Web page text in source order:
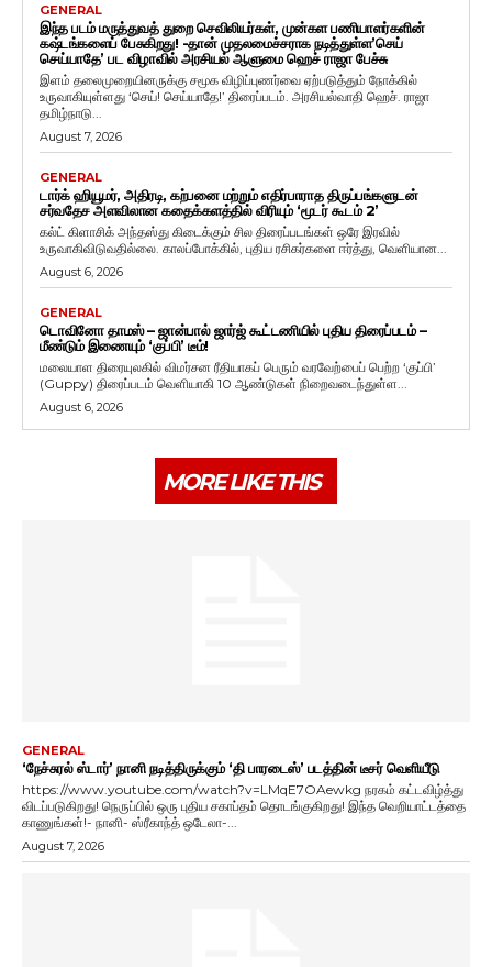
GENERAL
இந்த படம் மருத்துவத் துறை செவிலியர்கள், முன்கள பணியாளர்களின்
கஷ்டங்களைப் பேசுகிறது! -தான் முதலமைச்சராக நடித்துள்ள’செய்
செய்யாதே’ பட விழாவில் அரசியல் ஆளுமை ஹெச் ராஜா பேச்சு
இளம் தலைமுறையினருக்கு சமூக விழிப்புணர்வை ஏற்படுத்தும் நோக்கில்
உருவாகியுள்ளது ‘செய்! செய்யாதே!’ திரைப்படம். அரசியல்வாதி ஹெச். ராஜா
தமிழ்நாடு...
August 7, 2026
GENERAL
டார்க் ஹியூமர், அதிரடி, கற்பனை மற்றும் எதிர்பாராத திருப்பங்களுடன்
சர்வதேச அளவிலான கதைக்களத்தில் விரியும் ‘மூடர் கூடம் 2’
கல்ட் கிளாசிக் அந்தஸ்து கிடைக்கும் சில திரைப்படங்கள் ஒரே இரவில்
உருவாகிவிடுவதில்லை. காலப்போக்கில், புதிய ரசிகர்களை ஈர்த்து, வெளியான...
August 6, 2026
GENERAL
டொவினோ தாமஸ் – ஜான்பால் ஜார்ஜ் கூட்டணியில் புதிய திரைப்படம் –
மீண்டும் இணையும் ‘குப்பி’ டீம்!
மலையாள திரையுலகில் விமர்சன ரீதியாகப் பெரும் வரவேற்பைப் பெற்ற ‘குப்பி’
(Guppy) திரைப்படம் வெளியாகி 10 ஆண்டுகள் நிறைவடைந்துள்ள...
August 6, 2026
MORE LIKE THIS
GENERAL
‘நேச்சுரல் ஸ்டார்’ நானி நடித்திருக்கும் ‘தி பாரடைஸ்’ படத்தின் டீசர் வெளியீடு
https://www.youtube.com/watch?v=LMqE7OAewkg நரகம் கட்டவிழ்த்து
விடப்படுகிறது! நெருப்பில் ஒரு புதிய சகாப்தம் தொடங்குகிறது! இந்த வெறியாட்டத்தை
காணுங்கள்!- நானி- ஸ்ரீகாந்த் ஒடேலா-...
August 7, 2026